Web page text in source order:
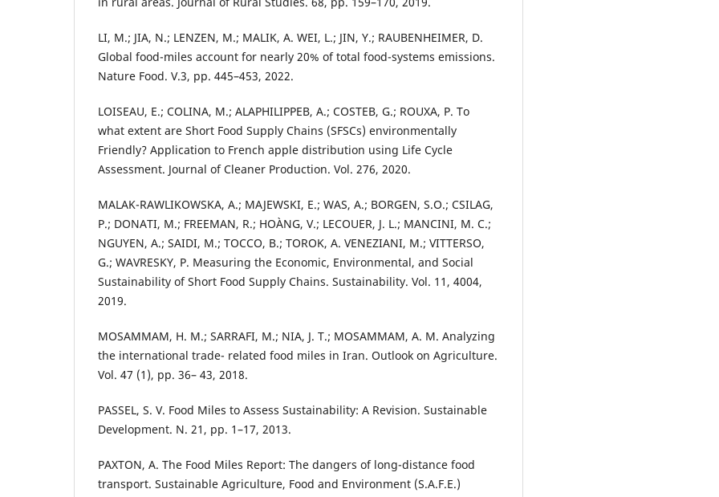
LI, M.; JIA, N.; LENZEN, M.; MALIK, A. WEI, L.; JIN, Y.; RAUBENHEIMER, D.
Global food-miles account for nearly 20% of total food-systems emissions.
Nature Food. V.3, pp. 445–453, 2022.
LOISEAU, E.; COLINA, M.; ALAPHILIPPEB, A.; COSTEB, G.; ROUXA, P. To
what extent are Short Food Supply Chains (SFSCs) environmentally
Friendly? Application to French apple distribution using Life Cycle
Assessment. Journal of Cleaner Production. Vol. 276, 2020.
MALAK-RAWLIKOWSKA, A.; MAJEWSKI, E.; WAS, A.; BORGEN, S.O.; CSILAG,
P.; DONATI, M.; FREEMAN, R.; HOÀNG, V.; LECOUER, J. L.; MANCINI, M. C.;
NGUYEN, A.; SAIDI, M.; TOCCO, B.; TOROK, A. VENEZIANI, M.; VITTERSO,
G.; WAVRESKY, P. Measuring the Economic, Environmental, and Social
Sustainability of Short Food Supply Chains. Sustainability. Vol. 11, 4004,
2019.
MOSAMMAM, H. M.; SARRAFI, M.; NIA, J. T.; MOSAMMAM, A. M. Analyzing
the international trade- related food miles in Iran. Outlook on Agriculture.
Vol. 47 (1), pp. 36– 43, 2018.
PASSEL, S. V. Food Miles to Assess Sustainability: A Revision. Sustainable
Development. N. 21, pp. 1–17, 2013.
PAXTON, A. The Food Miles Report: The dangers of long-distance food
transport. Sustainable Agriculture, Food and Environment (S.A.F.E.)